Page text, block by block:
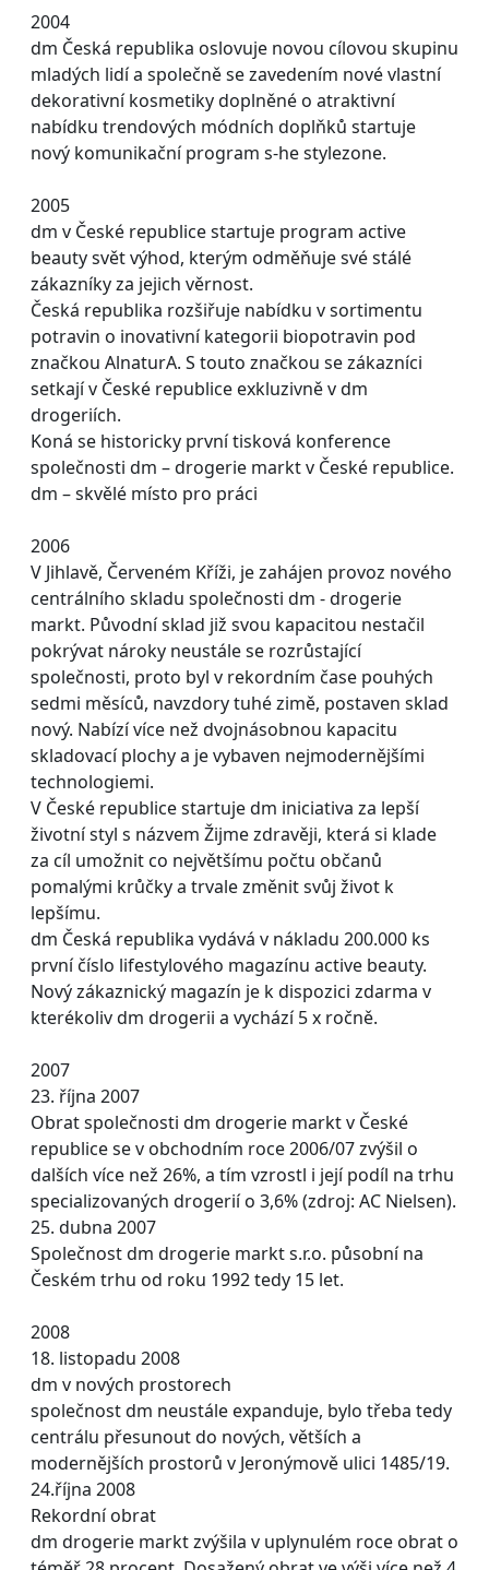
2004
dm Česká republika oslovuje novou cílovou skupinu
mladých lidí a společně se zavedením nové vlastní
dekorativní kosmetiky doplněné o atraktivní
nabídku trendových módních doplňků startuje
nový komunikační program s-he stylezone.
2005
dm v České republice startuje program active
beauty svět výhod, kterým odměňuje své stálé
zákazníky za jejich věrnost.
Česká republika rozšiřuje nabídku v sortimentu
potravin o inovativní kategorii biopotravin pod
značkou AlnaturA. S touto značkou se zákazníci
setkají v České republice exkluzivně v dm
drogeriích.
Koná se historicky první tisková konference
společnosti dm – drogerie markt v České republice.
dm – skvělé místo pro práci
2006
V Jihlavě, Červeném Kříži, je zahájen provoz nového
centrálního skladu společnosti dm - drogerie
markt. Původní sklad již svou kapacitou nestačil
pokrývat nároky neustále se rozrůstající
společnosti, proto byl v rekordním čase pouhých
sedmi měsíců, navzdory tuhé zimě, postaven sklad
nový. Nabízí více než dvojnásobnou kapacitu
skladovací plochy a je vybaven nejmodernějšími
technologiemi.
V České republice startuje dm iniciativa za lepší
životní styl s názvem Žijme zdravěji, která si klade
za cíl umožnit co největšímu počtu občanů
pomalými krůčky a trvale změnit svůj život k
lepšímu.
dm Česká republika vydává v nákladu 200.000 ks
první číslo lifestylového magazínu active beauty.
Nový zákaznický magazín je k dispozici zdarma v
kterékoliv dm drogerii a vychází 5 x ročně.
2007
23. října 2007
Obrat společnosti dm drogerie markt v České
republice se v obchodním roce 2006/07 zvýšil o
dalších více než 26%, a tím vzrostl i její podíl na trhu
specializovaných drogerií o 3,6% (zdroj: AC Nielsen).
25. dubna 2007
Společnost dm drogerie markt s.r.o. působní na
Českém trhu od roku 1992 tedy 15 let.
2008
18. listopadu 2008
dm v nových prostorech
společnost dm neustále expanduje, bylo třeba tedy
centrálu přesunout do nových, větších a
modernějších prostorů v Jeronýmově ulici 1485/19.
24.října 2008
Rekordní obrat
dm drogerie markt zvýšila v uplynulém roce obrat o